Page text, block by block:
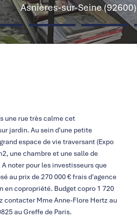
Asnières-sur-Seine (92600)
une rue très calme cet
jardin. Au sein d'une petite
espace de vie traversant (Expo
une chambre et une salle de
noter pour les investisseurs que
au prix de 270 000 € frais d'agence
en copropriété. Budget copro 1 720
contacter Mme Anne-Flore Hertz au
au Greffe de Paris.